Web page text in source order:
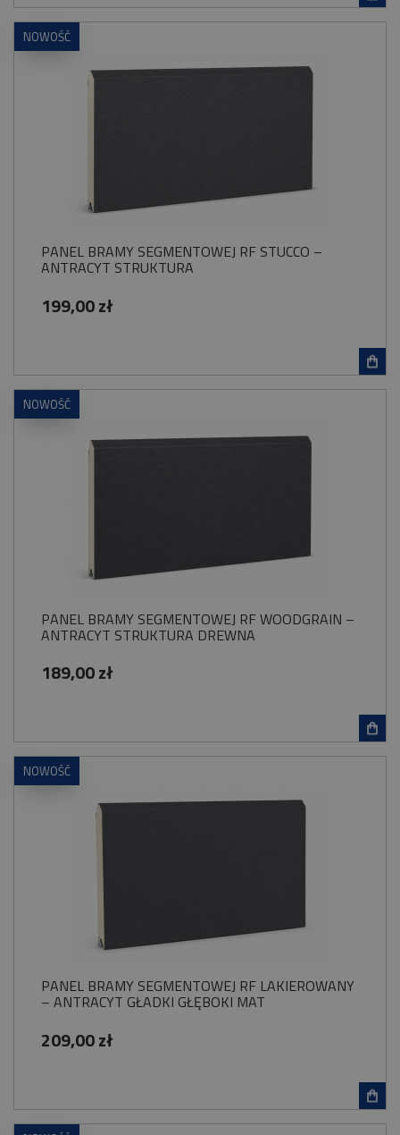
PANEL BRAMY SEGMENTOWEJ RF STUCCO –
ANTRACYT STRUKTURA
199,00 zł
NOWOŚĆ
PANEL BRAMY SEGMENTOWEJ RF WOODGRAIN –
ANTRACYT STRUKTURA DREWNA
189,00 zł
NOWOŚĆ
PANEL BRAMY SEGMENTOWEJ RF LAKIEROWANY
– ANTRACYT GŁADKI GŁĘBOKI MAT
209,00 zł
NOWOŚĆ